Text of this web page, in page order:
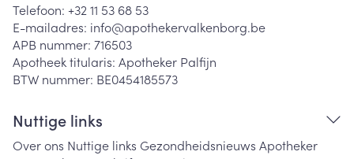
Telefoon: +32 11 53 68 53
E-mailadres: info@apothekervalkenborg.be
APB nummer: 716503
Apotheek titularis: Apotheker Palfijn
BTW nummer: BE0454185573
Nuttige links
Over ons Nuttige links Gezondheidsnieuws Apotheker